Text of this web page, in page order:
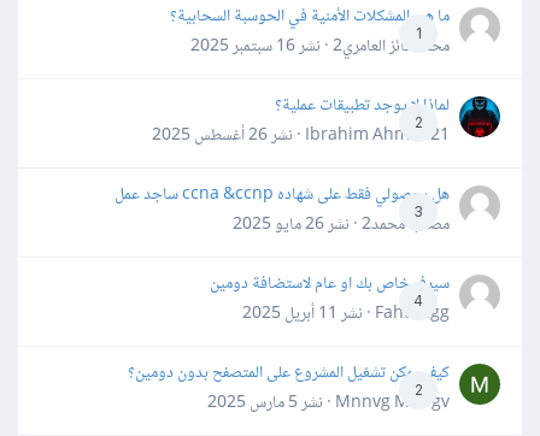
1
ما هي المشكلات الأمنية في الحوسبة السحابية؟
محمد فائز العامري2 · نشر
16 سبتمبر 2025
2
لماذا لا يوجد تطبيقات عملية؟
Ibrahim Ahmed21 · نشر
26 أغسطس 2025
3
هل بحصولي فقط على شهاده ccna &ccnp ساجد عمل
مصعب محمد2 · نشر
26 مايو 2025
4
سيرفر خاص بك او عام لاستضافة دومين
Fahd Ggg · نشر
11 أبريل 2025
2
كيف يمكن تشغيل المشروع على المتصفح بدون دومين؟
Mnnvg Mnbgv · نشر
5 مارس 2025